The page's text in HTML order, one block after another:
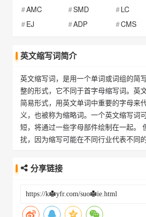
AMC
SMD LC
EJ
ADP CMS
英文缩写词简介
英文缩写词，是用一个单词或词组的简
整的形式，它不同于首字母缩写词。英
简易形式，用英文单词中重要的字母来
义，也被称为缩略词。一个英文缩写词
短，将通过一些字母部件绘制在一起。
扰，因为缩写可能在不同行业代表不同的
分享链接